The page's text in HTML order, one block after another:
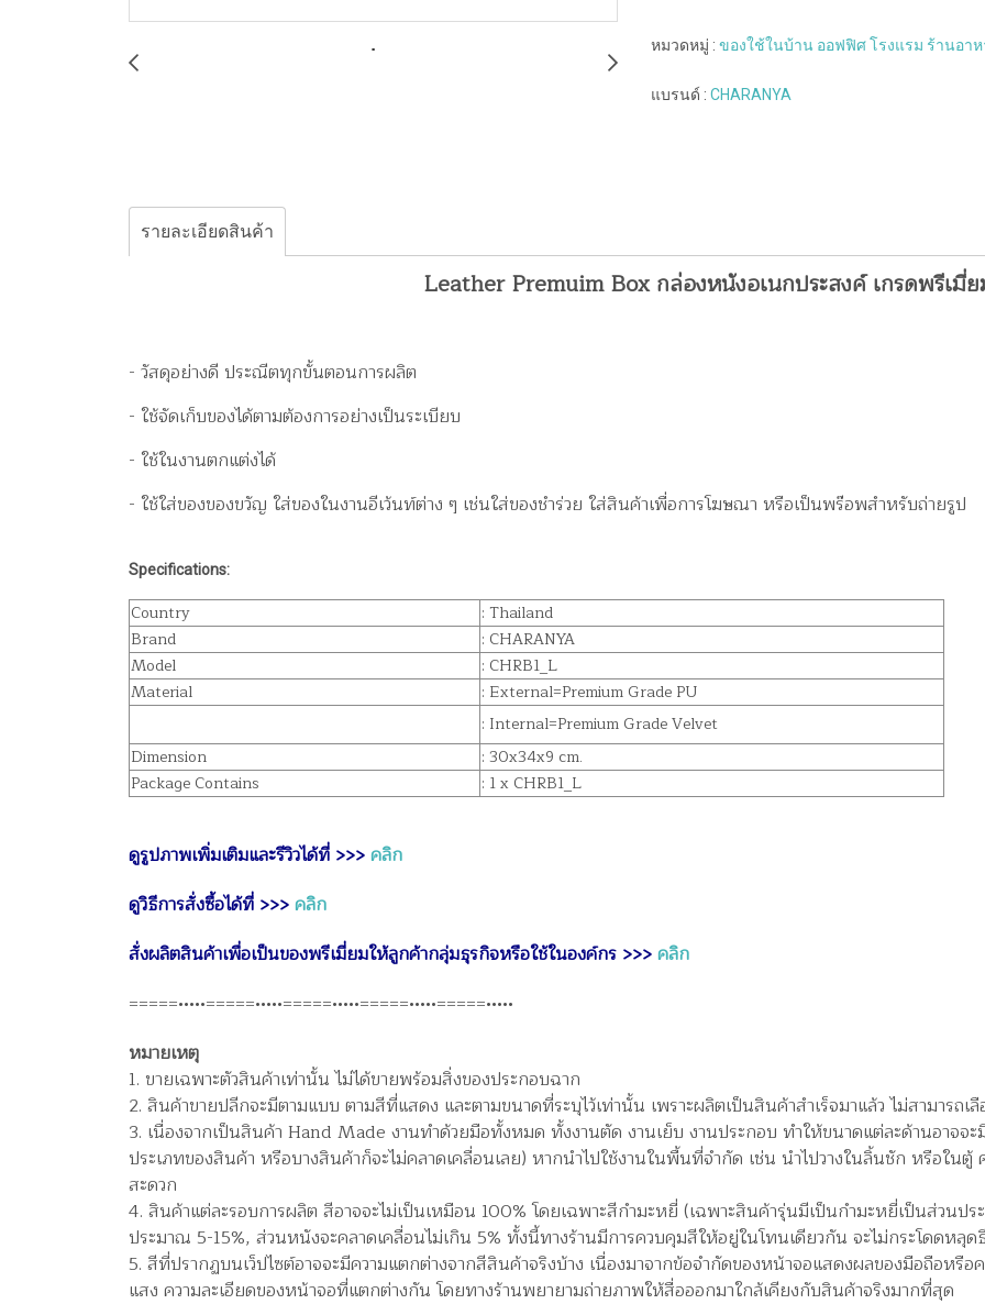
หมวดหมู่ : ของใช้ในบ้าน ออฟฟิศ โรงแรม ร้านอาห
แบรนด์ : CHARANYA
รายละเอียดสินค้า
Leather Premuim Box กล่องหนังอเนกประสงค์ เกรดพรีเมี่
- วัสดุอย่างดี ประณีตทุกขั้นตอนการผลิต
- ใช้จัดเก็บของได้ตามต้องการอย่างเป็นระเบียบ
- ใช้ในงานตกแต่งได้
- ใช้ใส่ของของขวัญ ใส่ของในงานอีเว้นท์ต่าง ๆ เช่นใส่ของชำร่วย ใส่สินค้าเพื่อการโฆษณา หรือเป็นพร๊อพสำหรับถ่ายรูป
Specifications:
Country
: Thailand
Brand
: CHARANYA
Model
: CHRB1_L
Material
: External=Premium Grade PU
: Internal=Premium Grade Velvet
Dimension
: 30x34x9 cm.
Package Contains
: 1 x CHRB1_L
ดูรูปภาพเพิ่มเติมและรีวิวได้ที่ >>>คลิก
ดูวิธีการสั่งซื้อได้ที่ >>>คลิก
สั่งผลิตสินค้าเพื่อเป็นของพรีเมี่ยมให้ลูกค้ากลุ่มธุรกิจหรือใช้ในองค์กร >>>คลิก
=====•••••=====•••••=====•••••=====•••••=====•••••
หมายเหตุ
1. ขายเฉพาะตัวสินค้าเท่านั้น ไม่ได้ขายพร้อมสิ่งของประกอบฉาก
2. สินค้าขายปลีกจะมีตามแบบ ตามสีที่แสดง และตามขนาดที่ระบุไว้เท่านั้น เพราะผลิตเป็นสินค้าสำเร็จมาแล้ว ไม่สามารถเ
3. เนื่องจากเป็นสินค้า Hand Made งานทำด้วยมือทั้งหมด ทั้งงานตัด งานเย็บ งานประกอบ ทำให้ขนาดแต่ละด้านอาจจ
ประเภทของสินค้า หรือบางสินค้าก็จะไม่คลาดเคลื่อนเลย) หากนำไปใช้งานในพื้นที่จำกัด เช่น นำไปวางในลิ้นชัก หรือในตู้
สะดวก
4. สินค้าแต่ละรอบการผลิต สีอาจจะไม่เป็นเหมือน 100% โดยเฉพาะสีกำมะหยี่ (เฉพาะสินค้ารุ่นมีเป็นกำมะหยี่เป็นส่วนป
ประมาณ 5-15%, ส่วนหนังจะคลาดเคลื่อนไม่เกิน 5% ทั้งนี้ทางร้านมีการควบคุมสีให้อยู่ในโทนเดียวกัน จะไม่กระโดดหลุด
5. สีที่ปรากฏบนเว็ปไซต์อาจจะมีความแตกต่างจากสีสินค้าจริงบ้าง เนื่องมาจากข้อจำกัดของหน้าจอแสดงผลของมือถือหรือ
แสง ความละเอียดของหน้าจอที่แตกต่างกัน โดยทางร้านพยายามถ่ายภาพให้สื่อออกมาใกล้เคียงกับสินค้าจริงมากที่สุด